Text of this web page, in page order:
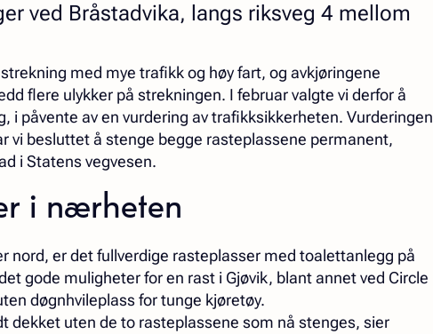
ved Bråstadvika, langs riksveg 4 mellom
med mye trafikk og høy fart, og avkjøringene
flere ulykker på strekningen. I februar valgte vi derfor å
i påvente av en vurdering av trafikksikkerheten. Vurderingen
vi besluttet å stenge begge rasteplassene permanent,
i Statens vegvesen.
i nærheten
nord, er det fullverdige rasteplasser med toalettanlegg på
gode muligheter for en rast i Gjøvik, blant annet ved Circle
døgnhvileplass for tunge kjøretøy.
dekket uten de to rasteplassene som nå stenges, sier